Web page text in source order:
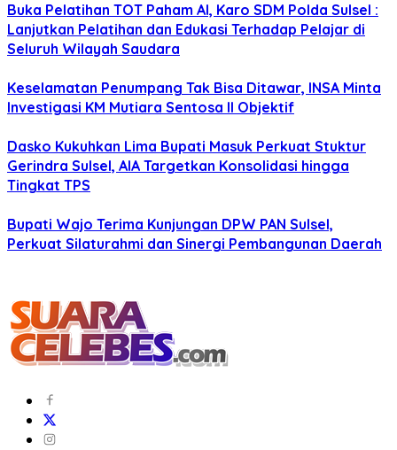
Buka Pelatihan TOT Paham AI, Karo SDM Polda Sulsel :
Lanjutkan Pelatihan dan Edukasi Terhadap Pelajar di
Seluruh Wilayah Saudara
Keselamatan Penumpang Tak Bisa Ditawar, INSA Minta
Investigasi KM Mutiara Sentosa II Objektif
Dasko Kukuhkan Lima Bupati Masuk Perkuat Stuktur
Gerindra Sulsel, AIA Targetkan Konsolidasi hingga
Tingkat TPS
Bupati Wajo Terima Kunjungan DPW PAN Sulsel,
Perkuat Silaturahmi dan Sinergi Pembangunan Daerah